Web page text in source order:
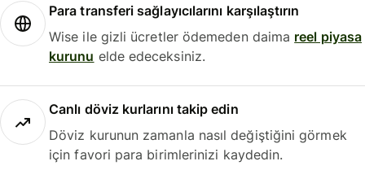
Para transferi sağlayıcılarını karşılaştırın
Wise ile gizli ücretler ödemeden daima reel piyasa
kurunu elde edeceksiniz.
Canlı döviz kurlarını takip edin
Döviz kurunun zamanla nasıl değiştiğini görmek
için favori para birimlerinizi kaydedin.